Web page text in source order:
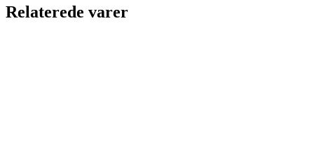
41,1%
Relaterede varer